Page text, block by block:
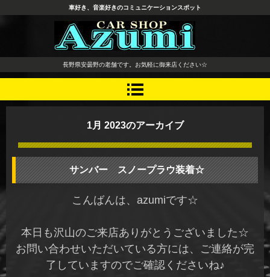
長野県 安曇野市 タイヤ ホ
イール デッドニング カーオ
ーディオ レカロシート
車好き、音楽好きのコミュニケーションスポット
長野県安曇野の老舗です。お気軽に御来店ください☆
1月 2023のアーカイブ
サンバー スノープラウ装着☆
こんばんは、azumiです☆
本日も沢山のご来店ありがとうございました☆
お問い合わせいただいている方には、ご連絡が完
了していますのでご確認くださいね♪